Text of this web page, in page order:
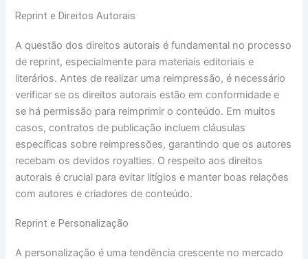
Reprint e Direitos Autorais
A questão dos direitos autorais é fundamental no processo
de reprint, especialmente para materiais editoriais e
literários. Antes de realizar uma reimpressão, é necessário
verificar se os direitos autorais estão em conformidade e
se há permissão para reimprimir o conteúdo. Em muitos
casos, contratos de publicação incluem cláusulas
específicas sobre reimpressões, garantindo que os autores
recebam os devidos royalties. O respeito aos direitos
autorais é crucial para evitar litígios e manter boas relações
com autores e criadores de conteúdo.
Reprint e Personalização
A personalização é uma tendência crescente no mercado